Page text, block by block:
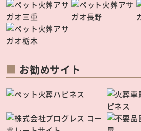
お勧めサイト